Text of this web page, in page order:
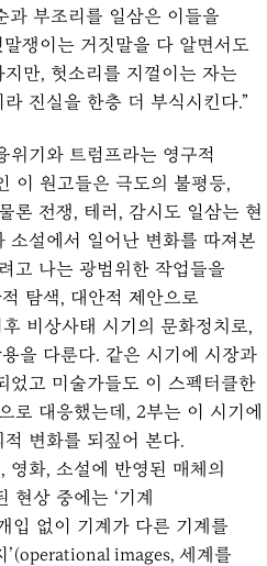
과 부조리를 일삼은 이들을
쟁이는 거짓말을 다 알면서도
만, 헛소리를 지껄이는 자는
진실을 한층 더 부식시킨다.”
위기와 트럼프라는 영구적
이 원고들은 극도의 불평등,
론 전쟁, 테러, 감시도 일삼는 현
소설에서 일어난 변화를 따져본
고 나는 광범위한 작업들을
탐색, 대안적 제안으로
비상사태 시기의 문화정치로,
을 다룬다. 같은 시기에 시장과
었고 미술가들도 이 스펙터클한
로 대응했는데, 2부는 이 시기에
변화를 되짚어 본다.
영화, 소설에 반영된 매체의
현상 중에는 ‘기계
입 없이 기계가 다른 기계를
images, 세계를